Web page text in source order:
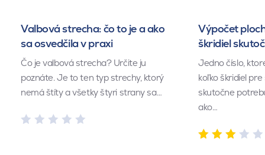
Valbová strecha: čo to je a ako
sa osvedčila v praxi
Čo je valbová strecha? Určite ju
poznáte. Je to ten typ strechy, ktorý
nemá štíty a všetky štyri strany sa…
Výpočet
škridiel
Jedno číslo,
koľko škridiel
skutočne
ako…